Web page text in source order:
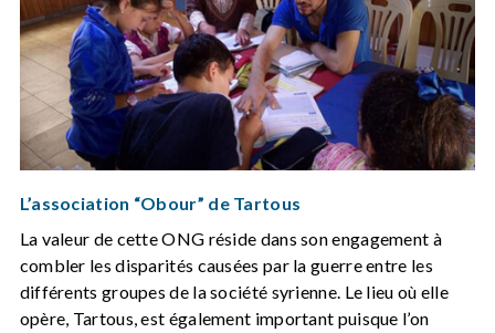
L’association “Obour” de Tartous
La valeur de cette ONG réside dans son engagement à
combler les disparités causées par la guerre entre les
différents groupes de la société syrienne. Le lieu où elle
opère, Tartous, est également important puisque l’on